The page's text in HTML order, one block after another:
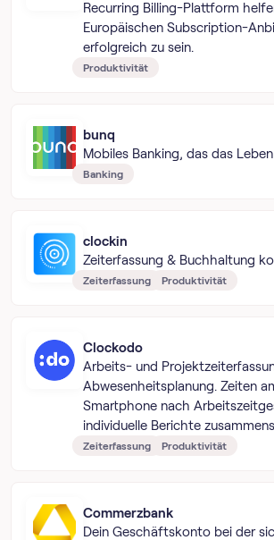
Recurring Billing-Plattform
Europäischen Subscription-
erfolgreich zu sein.
Produktivität
bunq
Mobiles Banking, das das
Banking
clockin
Zeiterfassung & Buchhaltung
Zeiterfassung Produktivität
Clockodo
Arbeits- und
Abwesenheitsplanung. Zeiten
Smartphone nach
individuelle Berichte
Zeiterfassung Produktivität
Commerzbank
Dein Geschäftskonto bei der